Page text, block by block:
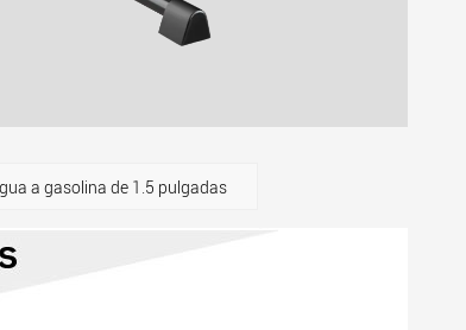
a gasolina de 1.5 pulgadas